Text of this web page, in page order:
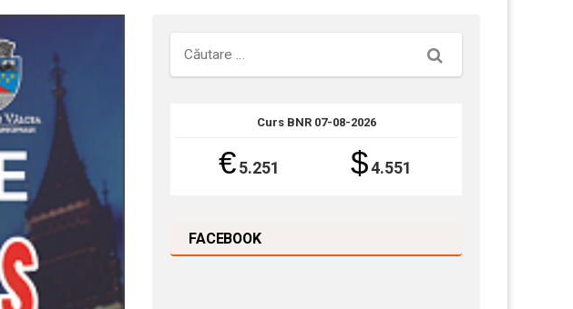
Căutare
Curs BNR 07-08-2026
€ 5.251 $4.551
FACEBOOK